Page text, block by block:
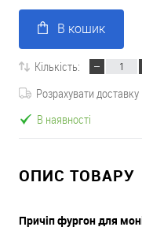
В кошик
Кількість:
Розрахувати доставку
В наявності
ОПИС ТОВАРУ
Причіп фургон для